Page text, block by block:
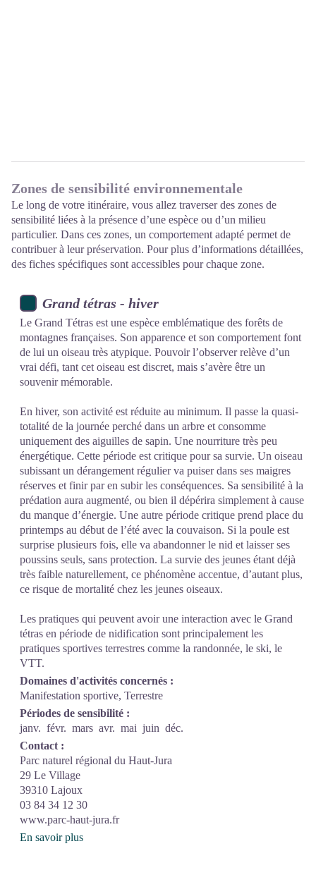
Zones de sensibilité environnementale
Le long de votre itinéraire, vous allez traverser des zones de
sensibilité liées à la présence d’une espèce ou d’un milieu
particulier. Dans ces zones, un comportement adapté permet de
contribuer à leur préservation. Pour plus d’informations détaillées,
des fiches spécifiques sont accessibles pour chaque zone.
Grand tétras - hiver
Le Grand Tétras est une espèce emblématique des forêts de
montagnes françaises. Son apparence et son comportement font
de lui un oiseau très atypique. Pouvoir l’observer relève d’un
vrai défi, tant cet oiseau est discret, mais s’avère être un
souvenir mémorable.
En hiver, son activité est réduite au minimum. Il passe la quasi-
totalité de la journée perché dans un arbre et consomme
uniquement des aiguilles de sapin. Une nourriture très peu
énergétique. Cette période est critique pour sa survie. Un oiseau
subissant un dérangement régulier va puiser dans ses maigres
réserves et finir par en subir les conséquences. Sa sensibilité à la
prédation aura augmenté, ou bien il dépérira simplement à cause
du manque d’énergie. Une autre période critique prend place du
printemps au début de l’été avec la couvaison. Si la poule est
surprise plusieurs fois, elle va abandonner le nid et laisser ses
poussins seuls, sans protection. La survie des jeunes étant déjà
très faible naturellement, ce phénomène accentue, d’autant plus,
ce risque de mortalité chez les jeunes oiseaux.
Les pratiques qui peuvent avoir une interaction avec le Grand
tétras en période de nidification sont principalement les
pratiques sportives terrestres comme la randonnée, le ski, le
VTT.
Domaines d'activités concernés :
Manifestation sportive, Terrestre
Périodes de sensibilité :
janv. févr. mars avr. mai juin déc.
Contact :
Parc naturel régional du Haut-Jura
29 Le Village
39310 Lajoux
03 84 34 12 30
www.parc-haut-jura.fr
En savoir plus